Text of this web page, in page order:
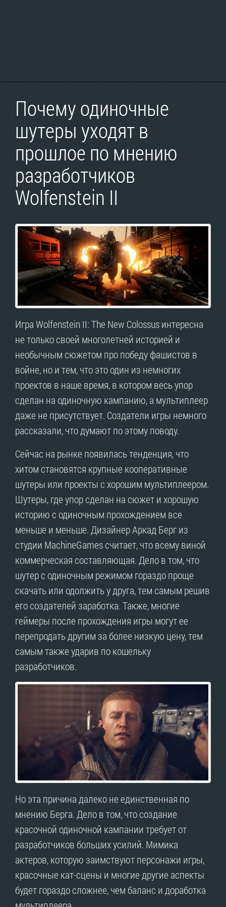
Почему одиночные
шутеры уходят в
прошлое по мнению
разработчиков
Wolfenstein II
Игра Wolfenstein II: The New Colossus интересна
не только своей многолетней историей и
необычным сюжетом про победу фашистов в
войне, но и тем, что это один из немногих
проектов в наше время, в котором весь упор
сделан на одиночную кампанию, а мультиплеер
даже не присутствует. Создатели игры немного
рассказали, что думают по этому поводу.
Сейчас на рынке появилась тенденция, что
хитом становятся крупные кооперативные
шутеры или проекты с хорошим мультиплеером.
Шутеры, где упор сделан на сюжет и хорошую
историю с одиночным прохождением все
меньше и меньше. Дизайнер Аркад Берг из
студии MachineGames считает, что всему виной
коммерческая составляющая. Дело в том, что
шутер с одиночным режимом гораздо проще
скачать или одолжить у друга, тем самым решив
его создателей заработка. Также, многие
геймеры после прохождения игры могут ее
перепродать другим за более низкую цену, тем
самым также ударив по кошельку
разработчиков.
Но эта причина далеко не единственная по
мнению Берга. Дело в том, что создание
красочной одиночной кампании требует от
разработчиков больших усилий. Мимика
актеров, которую заимствуют персонажи игры,
красочные кат-сцены и многие другие аспекты
будет гораздо сложнее, чем баланс и доработка